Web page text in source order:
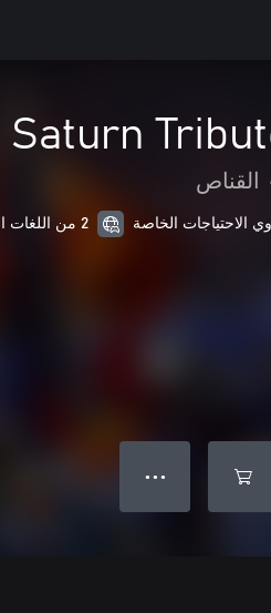
القناص
2 من اللغات المدعمة
● ● ●